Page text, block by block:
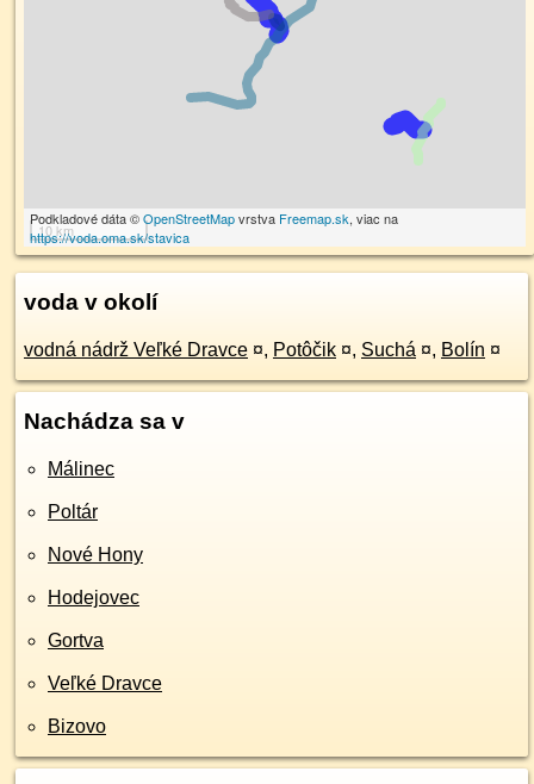
10 km
Podkladové dáta ©OpenStreetMapvrstva Freemap.sk, viac na
https://voda.oma.sk/stavica
voda v okolí
vodná nádrž Veľké Dravce ¤, Potôčik ¤, Suchá ¤, Bolín ¤
Nachádza sa v
Málinec
Poltár
Nové Hony
Hodejovec
Gortva
Veľké Dravce
Bizovo